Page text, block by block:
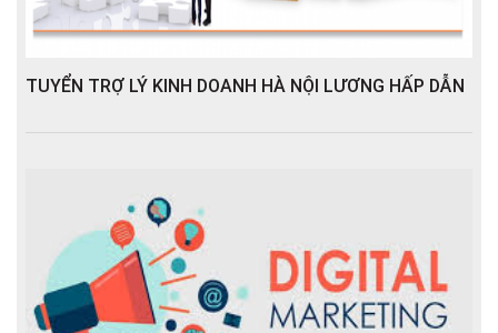
TUYỂN TRỢ LÝ KINH DOANH HÀ NỘI LƯƠNG HẤP DẪN